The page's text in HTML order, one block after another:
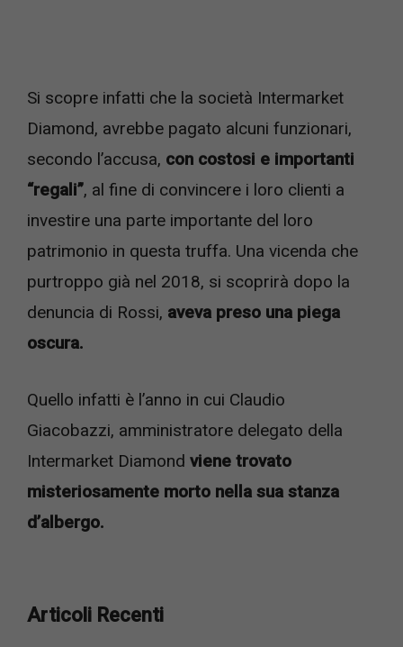
Si scopre infatti che la società Intermarket
Diamond, avrebbe pagato alcuni funzionari,
secondo l’accusa, con costosi e importanti
“regali”, al fine di convincere i loro clienti a
investire una parte importante del loro
patrimonio in questa truffa. Una vicenda che
purtroppo già nel 2018, si scoprirà dopo la
denuncia di Rossi, aveva preso una piega
oscura.
Quello infatti è l’anno in cui Claudio
Giacobazzi, amministratore delegato della
Intermarket Diamond viene trovato
misteriosamente morto nella sua stanza
d’albergo.
Articoli Recenti